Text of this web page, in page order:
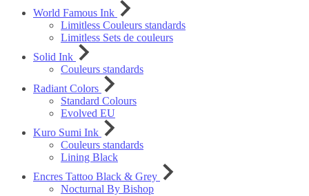
World Famous Ink
Limitless Couleurs standards
Limitless Sets de couleurs
Solid Ink
Couleurs standards
Radiant Colors
Standard Colours
Evolved EU
Kuro Sumi Ink
Couleurs standards
Lining Black
Encres Tattoo Black & Grey
Nocturnal By Bishop